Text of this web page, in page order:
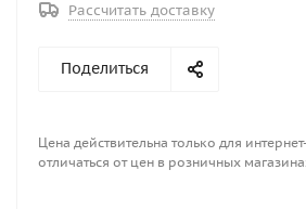
Рассчитать доставку
Поделиться
Цена действительна только для
отличаться от цен в розничных